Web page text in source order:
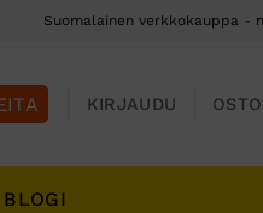
Suomalainen verkkokauppa -
KIRJAUDU
BLOGI